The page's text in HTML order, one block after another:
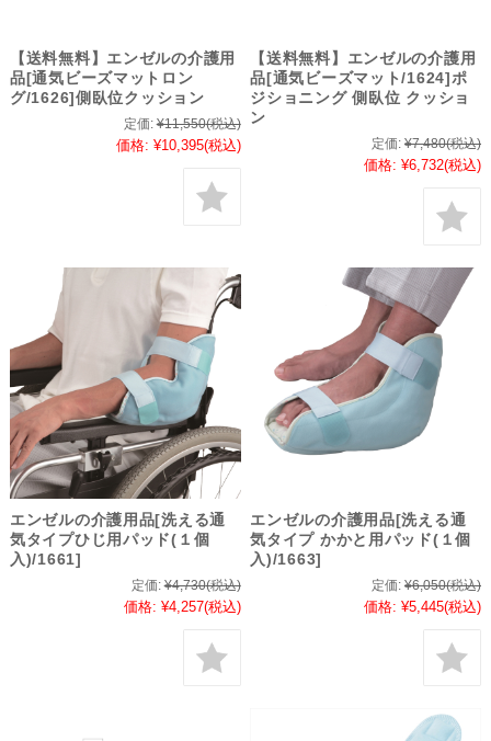
【送料無料】エンゼルの介護用
品[通気ビーズマットロン
グ/1626]側臥位クッション
定価: ¥11,550(税込)
価格: ¥10,395(税込)
【送料無料】エンゼルの介護用
品[通気ビーズマット/1624]ポ
ジショニング 側臥位 クッショ
ン
定価: ¥7,480(税込)
価格: ¥6,732(税込)
エンゼルの介護用品[洗える通
気タイプひじ用パッド(１個
入)/1661]
定価: ¥4,730(税込)
価格: ¥4,257(税込)
エンゼルの介護用品[洗える通
気タイプ かかと用パッド(１個
入)/1663]
定価: ¥6,050(税込)
価格: ¥5,445(税込)